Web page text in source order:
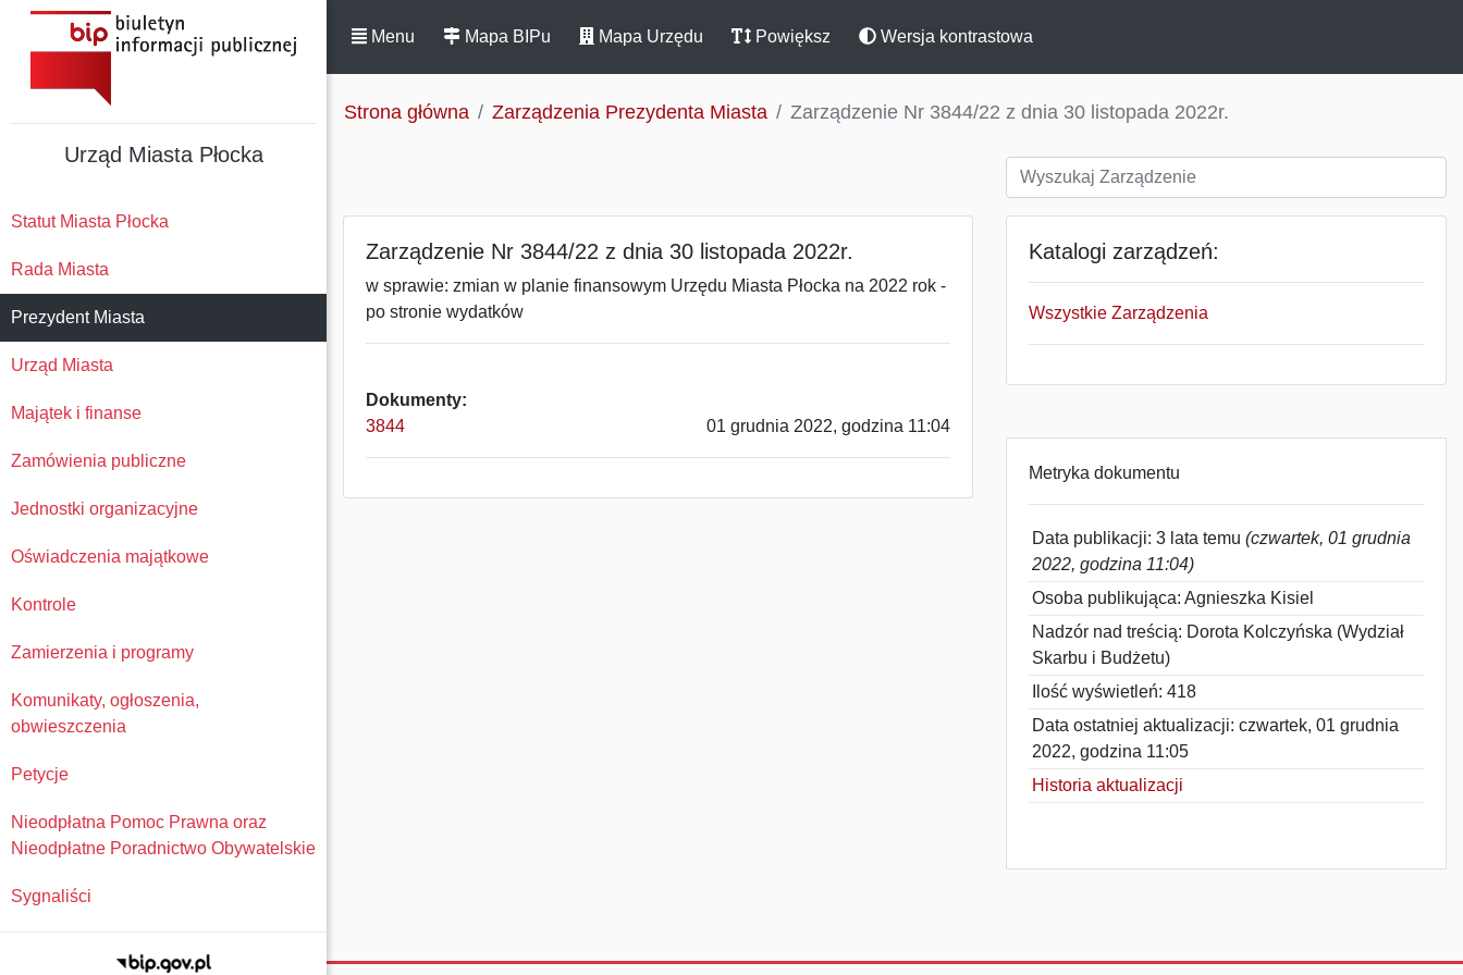
Urząd Miasta Płocka
Statut Miasta Płocka
Rada Miasta
Prezydent Miasta
Urząd Miasta
Majątek i finanse
Zamówienia publiczne
Jednostki organizacyjne
Oświadczenia majątkowe
Kontrole
Zamierzenia i programy
Komunikaty, ogłoszenia,
obwieszczenia
Petycje
Nieodpłatna Pomoc Prawna oraz
Nieodpłatne Poradnictwo Obywatelskie
Sygnaliści
Menu Mapa BIPu Mapa Urzędu Powiększ Wersja kontrastowa
Strona główna Zarządzenia Prezydenta Miasta Zarządzenie Nr 3844/22 z dnia 30 listopada 2022r.
Zarządzenie Nr 3844/22 z dnia 30 listopada 2022r.
w sprawie: zmian w planie finansowym Urzędu Miasta Płocka na 2022 rok -
po stronie wydatków
Dokumenty:
3844
01 grudnia 2022, godzina 11:04
Katalogi zarządzeń:
Wszystkie Zarządzenia
Metryka dokumentu
Data publikacji: 3 lata temu (czwartek, 01 grudnia
2022, godzina 11:04)
Osoba publikująca: Agnieszka Kisiel
Nadzór nad treścią: Dorota Kolczyńska (Wydział
Skarbu i Budżetu)
Ilość wyświetleń: 418
Data ostatniej aktualizacji: czwartek, 01 grudnia
2022, godzina 11:05
Historia aktualizacji